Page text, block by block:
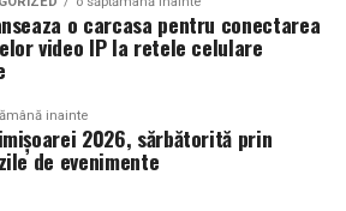
Timiș.
destinație s-a concretizat
jurnaliști germani care vor
Timișoara și județul Timiș.
aerian, iar HORETIM,
au pregătit un program de tip
regiunii Banat.
o carcasa pentru conectarea
video IP la retele celulare
inainte
2026, sărbătorită prin
de evenimente